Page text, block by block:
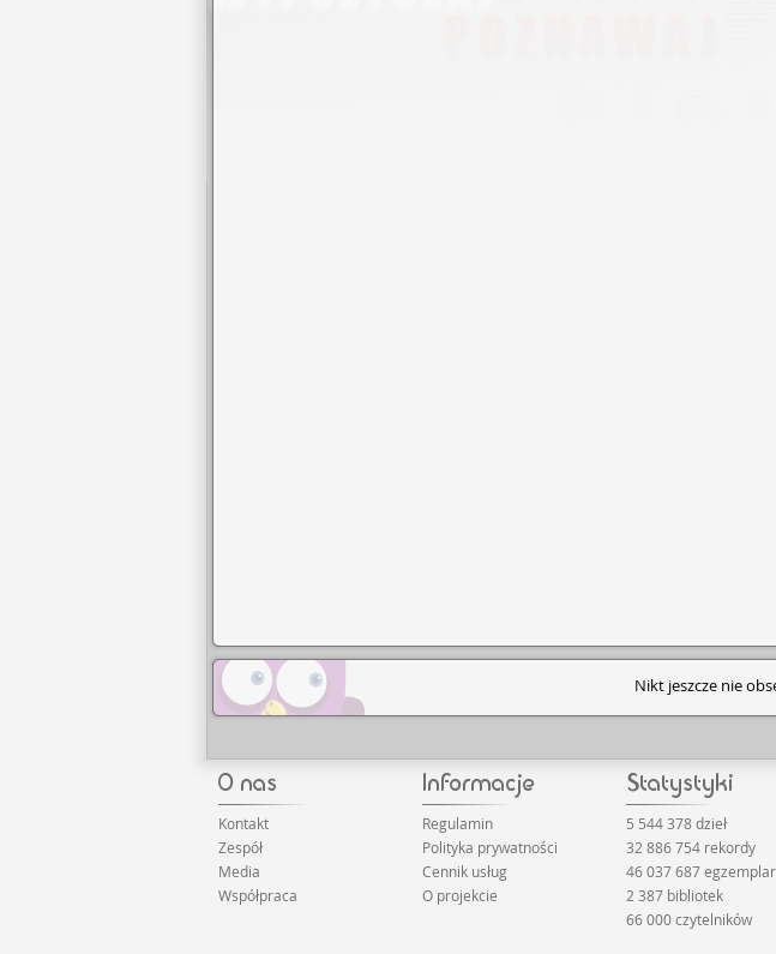
Nikt jeszcze nie
Kontakt
Zespół
Media
Współpraca
Regulamin
Polityka prywatności
Cennik usług
O projekcie
5 544 378 dzieł
32 886 754 rekordy
46 037 687
2 387 bibliotek
66 000 czytelników